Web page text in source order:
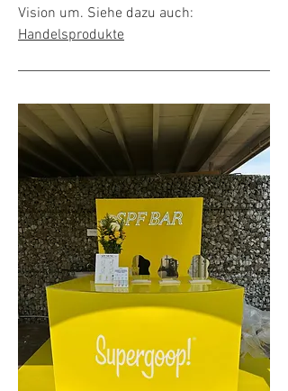
Vision um. Siehe dazu auch:
Handelsprodukte